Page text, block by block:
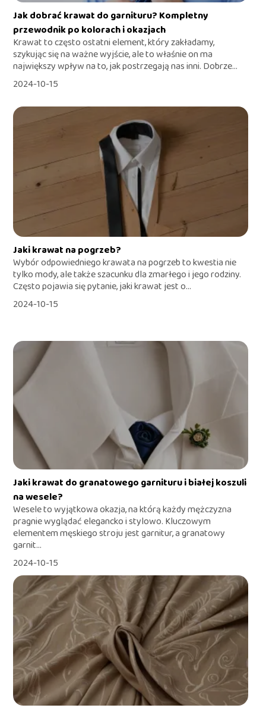
Jak dobrać krawat do garnituru? Kompletny
przewodnik po kolorach i okazjach
Krawat to często ostatni element, który zakładamy,
szykując się na ważne wyjście, ale to właśnie on ma
największy wpływ na to, jak postrzegają nas inni. Dobrze...
2024-10-15
Jaki krawat na pogrzeb?
Wybór odpowiedniego krawata na pogrzeb to kwestia nie
tylko mody, ale także szacunku dla zmarłego i jego rodziny.
Często pojawia się pytanie, jaki krawat jest o...
2024-10-15
Jaki krawat do granatowego garnituru i białej koszuli
na wesele?
Wesele to wyjątkowa okazja, na którą każdy mężczyzna
pragnie wyglądać elegancko i stylowo. Kluczowym
elementem męskiego stroju jest garnitur, a granatowy
garnit...
2024-10-15